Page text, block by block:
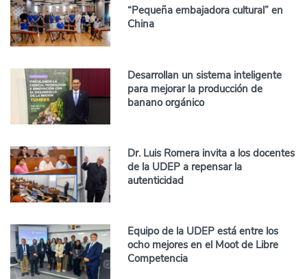
“Pequeña embajadora cultural” en
China
Desarrollan un sistema inteligente
para mejorar la producción de
banano orgánico
Dr. Luis Romera invita a los docentes
de la UDEP a repensar la
autenticidad
Equipo de la UDEP está entre los
ocho mejores en el Moot de Libre
Competencia